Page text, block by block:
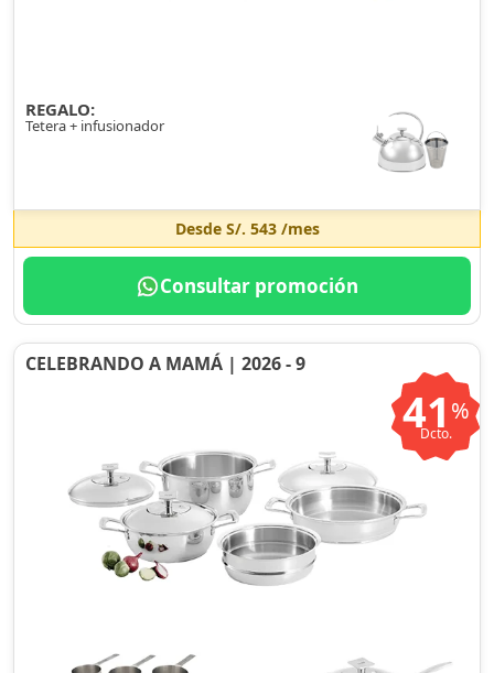
REGALO:
Tetera + infusionador
Desde S/. 543/mes
Consultar promoción
CELEBRANDO A MAMÁ | 2026 - 9
41 %
Dcto.